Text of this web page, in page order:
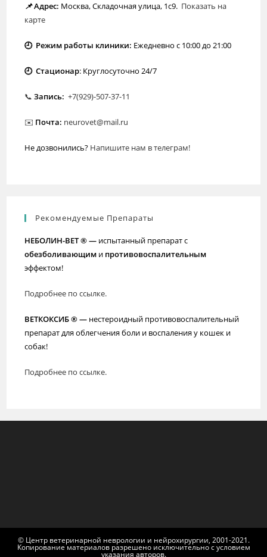
📌Адрес: Москва, Складочная улица, 1с9. Показать на
карте
🕘 Режим работы клиники: Ежедневно с 10:00 до 21:00
🕘 Стационар: Круглосуточно 24/7
📞 Запись: +7(929)-507-37-11
✉️ Почта: neurovet@mail.ru
Не дозвонились? Напишите нам в телеграм!
Рекомендуемые Препараты
НЕБОЛИН-ВЕТ ® — испытанный препарат с
обезболивающим и противовоспалительным
эффектом!
Подробнее по ссылке.
ВЕТКОКСИБ ® — нестероидный противовоспалительный
препарат для облегчения боли и воспаления у кошек и
собак!
Подробнее по ссылке.
© Центр ветеринарной неврологии и нейрохирургии, 2001-2021.
Копирование материалов разрешено исключительно с условием
указания авторов.